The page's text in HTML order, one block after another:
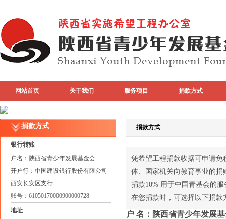
网站首页 关于我们 服务项目 捐款方式
捐款方式
银行转账
户名：陕西省青少年发展基金会
开户行：中国建设银行股份有限公司
西安长安区支行
账号：61050170000900000728
地址
捐款方式
凭希望工程捐款收据可申请免
体、国家机关向教育事业的
捐款10% 用于中国青基会的
在您捐款时，可选择以下捐款
户 名：陕西省青少年发展